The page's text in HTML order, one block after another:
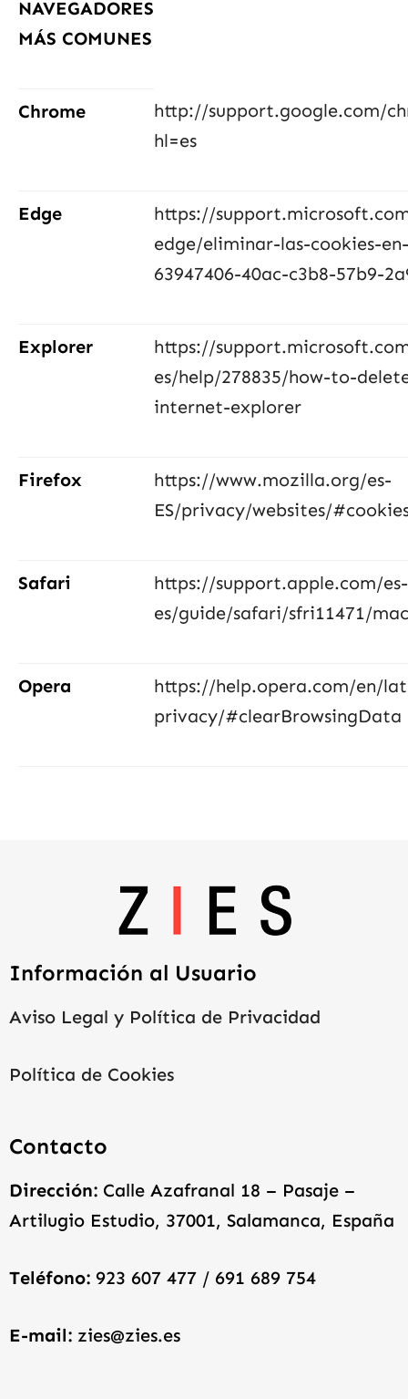
NAVEGADORES
MÁS COMUNES
Chrome
http://support.google.com/
hl=es
Edge
https://
edge/eliminar-las-cookies-
63947406-40ac-c3b8-57b9-
Explorer
https://
es/help/278835/how-to-
internet-explorer
Firefox
https://www.mozilla.org/es-
ES/privacy/websites/
Safari
https://support.apple.com/es-
es/guide/safari/sfri11471/mac
Opera
https://help.opera.com/en/
privacy/#clearBrowsingData
Información al Usuario
Aviso Legal y Política de Privacidad
Política de Cookies
Contacto
Dirección: Calle Azafranal 18 – Pasaje –
Artilugio Estudio, 37001, Salamanca, España
Teléfono: 923 607 477 / 691 689 754
E-mail: zies@zies.es